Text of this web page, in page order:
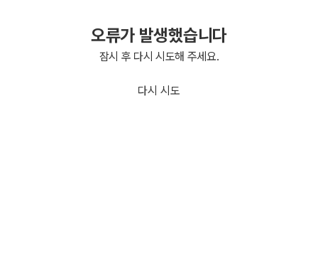
오류가 발생했습니다
잠시 후 다시 시도해 주세요.
다시 시도